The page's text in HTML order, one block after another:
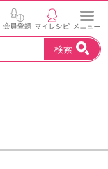
検索